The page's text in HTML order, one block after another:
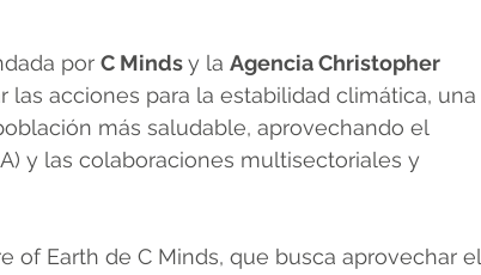
por C Mindsy la Agencia Christopher
las acciones para la estabilidad climática, una
más saludable, aprovechando el
y las colaboraciones multisectoriales y
of Earth de C Minds, que busca aprovechar el